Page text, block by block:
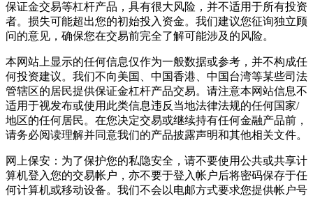
保证金交易等杠杆产品，具有很大风险，并不适用于所有投资
者。损失可能超出您的初始投入资金。我们建议您征询独立顾
问的意见，确保您在交易前完全了解可能涉及的风险。
本网站上显示的任何信息仅作为一般数据或参考，并不构成任
何投资建议。我们不向美国、中国香港、中国台湾等某些司法
管辖区的居民提供保证金杠杆产品交易。请注意本网站信息不
适用于视发布或使用此类信息违反当地法律法规的任何国家/
地区的任何居民。在您决定交易或继续持有任何金融产品前，
请务必阅读理解并同意我们的产品披露声明和其他相关文件。
网上保安：为了保护您的私隐安全，请不要使用公共或共享计
算机登入您的交易帐户，亦不要于登入帐户后将密码保存于任
何计算机或移动设备。我们不会以电邮方式要求您提供帐户号